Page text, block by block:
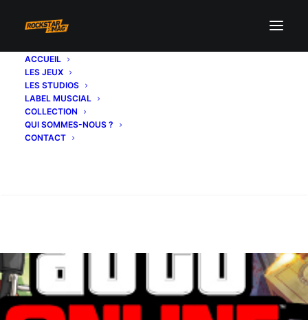
ACCUEIL
LES JEUX
LES STUDIOS
LABEL MUSCIAL
COLLECTION
QUI SOMMES-NOUS ?
CONTACT